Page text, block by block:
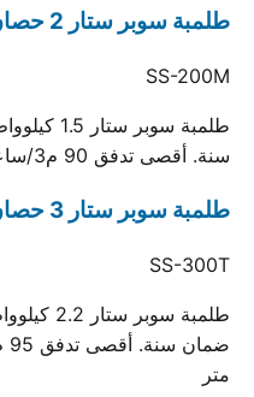
طلمبة سوبر ستار 2 حصان
SS-200M
سنة. أقصى تدفق 90 م3/ساعة، أقصى ارتفاع 23 متر
طلمبة سوبر ستار 3 حصان
SS-300T
متر